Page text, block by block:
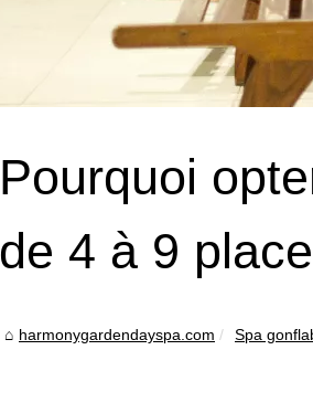
Pourquoi
de 4 à 9
harmonygardendayspa.com Spa